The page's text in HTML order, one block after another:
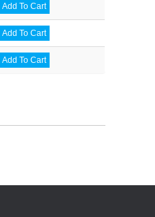
Add To Cart
Add To Cart
Add To Cart